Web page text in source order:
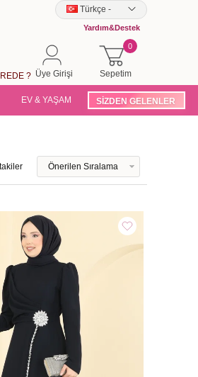
Türkçe -
Yardım&Destek
Sepetim
0
Üye Girişi
?
EV & YAŞAM SİZDEN GELENLER